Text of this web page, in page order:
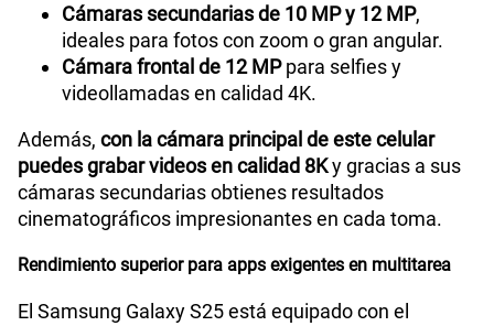
Capacidad Memoria RAM 12GB + 8GB
GPS Si
Cámaras secundarias de 10 MP y 12 MP,
ideales para fotos con zoom o gran angular.
Cámara frontal de 12 MPpara selfies y
videollamadas en calidad 4K.
Además, con la cámara principal de este celular
puedes grabar videos en calidad 8Ky gracias a sus
cámaras secundarias obtienes resultados
cinematográficos impresionantes en cada toma.
Rendimiento superior para apps exigentes en multitarea
El Samsung Galaxy S25 está equipado con el